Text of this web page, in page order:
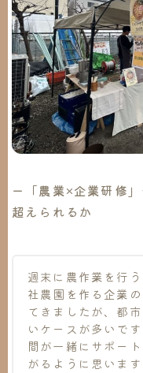
ー「農業×企業研修
超えられるか
週末に農作業を行
社農園を作る企業
てきましたが、都
いケースが多いで
間が一緒にサポー
がるように思います